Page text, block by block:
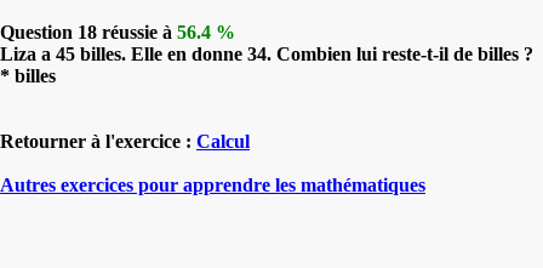
Question 18 réussie à 56.4 %
Liza a 45 billes. Elle en donne 34. Combien lui reste-t-il de billes ?
* billes
Retourner à l'exercice : Calcul
Autres exercices pour apprendre les mathématiques